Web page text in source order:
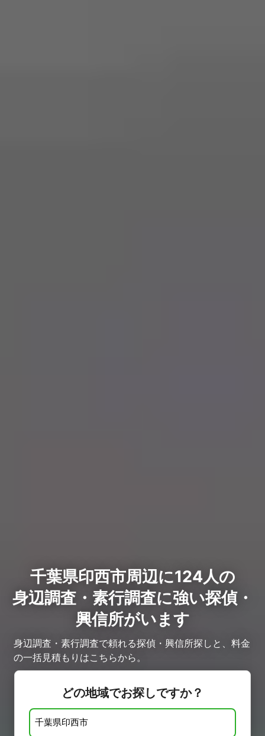
千葉県印西市周辺に124人の
身辺調査・素行調査に強い探偵・
興信所がいます
身辺調査・素行調査で頼れる探偵・興信所探しと、料金
の一括見積もりはこちらから。
どの地域でお探しですか？